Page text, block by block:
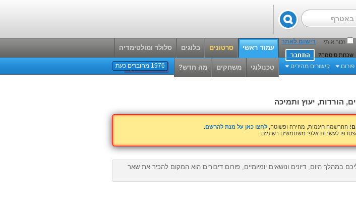
זכור אותי
רישום לאתר
שכחת סיסמה?
עמוד ראשי
קישורים מהירים
סרטונים בלוגים סלולר ומולטימדיה
טכנולוגי משחקים מה חדש? 1976 מחוברים כעת
הורדות, יעוץ ותמיכה
ההרשמה חינמית, מהירה ופשוטה, לחצו כאן על מנת להרשם
לעשרות אלפי משתמשים רשומים.
היום, דיונים ונושאים יומיומיים, פורום דיבורים הוא המקום להכיר את שאר